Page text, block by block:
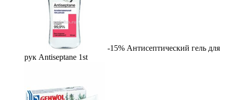
-15% Антисептический гель для
рук Antiseptane 1st